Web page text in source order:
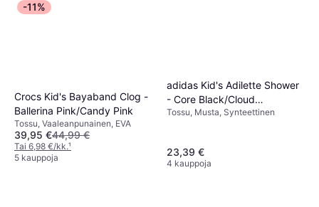
-11%
Crocs Kid's Bayaband Clog -
Ballerina Pink/Candy Pink
Tossu, Vaaleanpunainen, EVA
39,95 €44,99 €
Tai 6,98 €/kk.¹
5 kauppoja
adidas Kid's Adilette Shower
- Core Black/Cloud
White/Core Black
Tossu, Musta, Synteettinen
23,39 €
4 kauppoja